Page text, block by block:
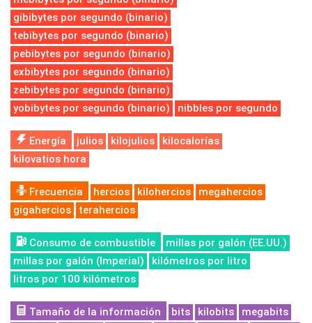
gibibytes por segundo (binario)
tebibytes por segundo (binario)
pebibytes por segundo (binario)
exbibytes por segundo (binario)
zebibytes por segundo (binario)
yobibytes por segundo (binario)
nibbles por segundo
Energía julios kilojulios
kilocalorías
kilovatios hora
Frecuencia hercios kilohercios
megahercios
gigahercios
terahercios
Consumo de combustible
millas por galón (EE.UU.)
millas por galón (Imperial)
kilómetros por litro
litros por 100 kilómetros
Tamaño de la información bits kilobits
megabits